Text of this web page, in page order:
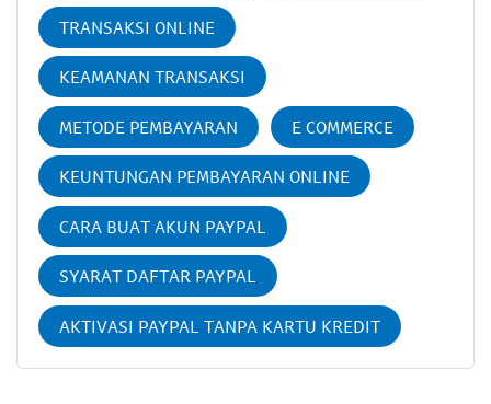
TRANSAKSI ONLINE
KEAMANAN TRANSAKSI
METODE PEMBAYARAN E COMMERCE
KEUNTUNGAN PEMBAYARAN ONLINE
CARA BUAT AKUN PAYPAL
SYARAT DAFTAR PAYPAL
AKTIVASI PAYPAL TANPA KARTU KREDIT